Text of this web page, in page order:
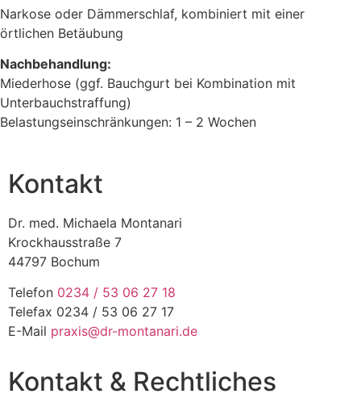
Narkose oder Dämmerschlaf, kombiniert mit einer
örtlichen Betäubung
Nachbehandlung:
Miederhose (ggf. Bauchgurt bei Kombination mit
Unterbauchstraffung)
Belastungseinschränkungen: 1 – 2 Wochen
Kontakt
Dr. med. Michaela Montanari
Krockhausstraße 7
44797 Bochum
Telefon 0234 / 53 06 27 18
Telefax 0234 / 53 06 27 17
E-Mail praxis@dr-montanari.de
Kontakt & Rechtliches